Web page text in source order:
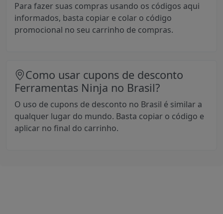
Para fazer suas compras usando os códigos aqui
informados, basta copiar e colar o código
promocional no seu carrinho de compras.
Como usar cupons de desconto
Ferramentas Ninja no Brasil?
O uso de cupons de desconto no Brasil é similar a
qualquer lugar do mundo. Basta copiar o código e
aplicar no final do carrinho.